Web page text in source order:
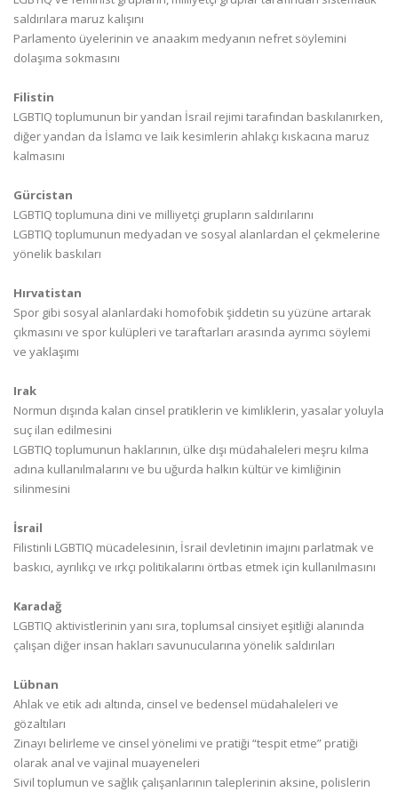
saldırılara maruz kalışını
Parlamento üyelerinin ve anaakım medyanın nefret söylemini
dolaşıma sokmasını
Filistin
LGBTIQ toplumunun bir yandan İsrail rejimi tarafından baskılanırken,
diğer yandan da İslamcı ve laik kesimlerin ahlakçı kıskacına maruz
kalmasını
Gürcistan
LGBTIQ toplumuna dini ve milliyetçi grupların saldırılarını
LGBTIQ toplumunun medyadan ve sosyal alanlardan el çekmelerine
yönelik baskıları
Hırvatistan
Spor gibi sosyal alanlardaki homofobik şiddetin su yüzüne artarak
çıkmasını ve spor kulüpleri ve taraftarları arasında ayrımcı söylemi
ve yaklaşımı
Irak
Normun dışında kalan cinsel pratiklerin ve kimliklerin, yasalar yoluyla
suç ilan edilmesini
LGBTIQ toplumunun haklarının, ülke dışı müdahaleleri meşru kılma
adına kullanılmalarını ve bu uğurda halkın kültür ve kimliğinin
silinmesini
İsrail
Filistinli LGBTIQ mücadelesinin, İsrail devletinin imajını parlatmak ve
baskıcı, ayrılıkçı ve ırkçı politikalarını örtbas etmek için kullanılmasını
Karadağ
LGBTIQ aktivistlerinin yanı sıra, toplumsal cinsiyet eşitliği alanında
çalışan diğer insan hakları savunucularına yönelik saldırıları
Lübnan
Ahlak ve etik adı altında, cinsel ve bedensel müdahaleleri ve
gözaltıları
Zinayı belirleme ve cinsel yönelimi ve pratiği “tespit etme” pratiği
olarak anal ve vajinal muayeneleri
Sivil toplumun ve sağlık çalışanlarının taleplerinin aksine, polislerin